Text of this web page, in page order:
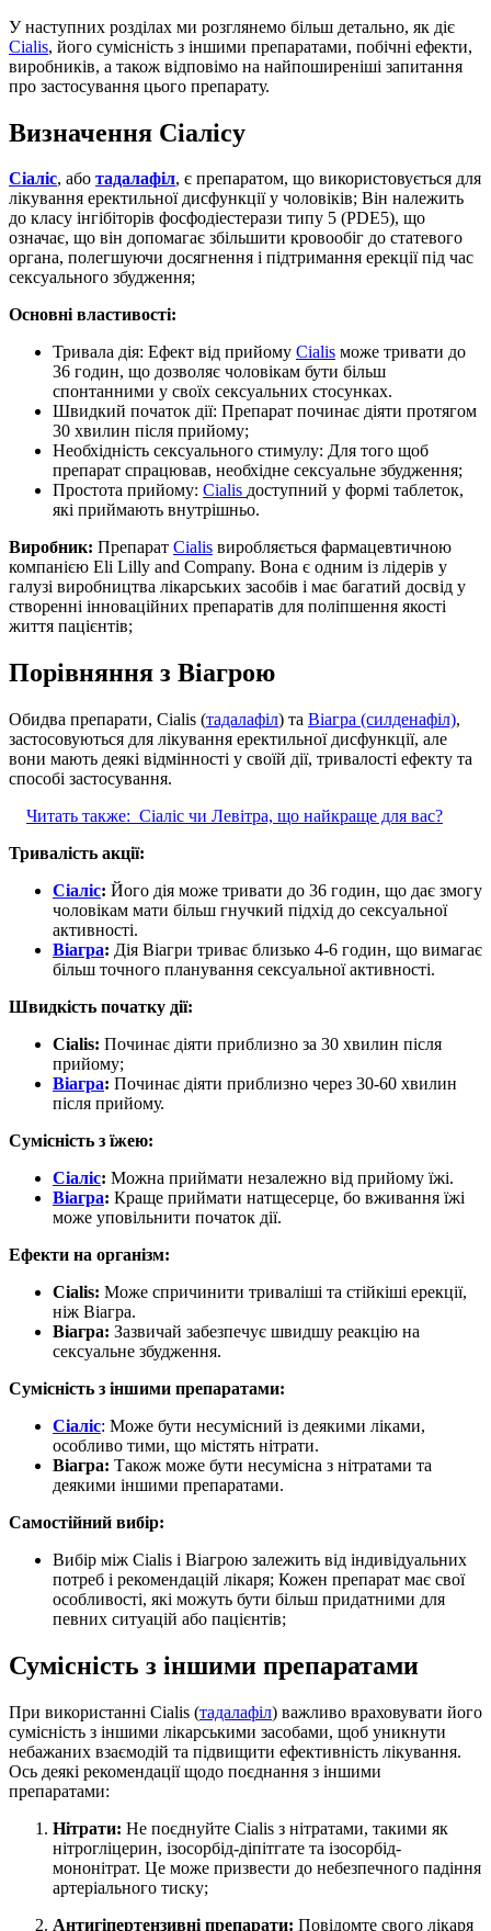
У наступних розділах ми розглянемо більш детально, як діє
Cialis, його сумісність з іншими препаратами, побічні ефекти,
виробників, а також відповімо на найпоширеніші запитання
про застосування цього препарату.
Визначення Сіалісу
Сіаліс, або тадалафіл, є препаратом, що використовується для
лікування еректильної дисфункції у чоловіків; Він належить
до класу інгібіторів фосфодіестерази типу 5 (PDE5), що
означає, що він допомагає збільшити кровообіг до статевого
органа, полегшуючи досягнення і підтримання ерекції під час
сексуального збудження;
Основні властивості:
Тривала дія: Ефект від прийому Cialis може тривати до
36 годин, що дозволяє чоловікам бути більш
спонтанними у своїх сексуальних стосунках.
Швидкий початок дії: Препарат починає діяти протягом
30 хвилин після прийому;
Необхідність сексуального стимулу: Для того щоб
препарат спрацював, необхідне сексуальне збудження;
Простота прийому: Cialis доступний у формі таблеток,
які приймають внутрішньо.
Виробник: Препарат Cialis виробляється фармацевтичною
компанією Eli Lilly and Company. Вона є одним із лідерів у
галузі виробництва лікарських засобів і має багатий досвід у
створенні інноваційних препаратів для поліпшення якості
життя пацієнтів;
Порівняння з Віагрою
Обидва препарати, Cialis (тадалафіл) та Віагра (силденафіл),
застосовуються для лікування еректильної дисфункції, але
вони мають деякі відмінності у своїй дії, тривалості ефекту та
способі застосування.
Читать также: Сіаліс чи Левітра, що найкраще для вас?
Тривалість акції:
Сіаліс: Його дія може тривати до 36 годин, що дає змогу
чоловікам мати більш гнучкий підхід до сексуальної
активності.
Віагра: Дія Віагри триває близько 4-6 годин, що вимагає
більш точного планування сексуальної активності.
Швидкість початку дії:
Cialis: Починає діяти приблизно за 30 хвилин після
прийому;
Віагра: Починає діяти приблизно через 30-60 хвилин
після прийому.
Сумісність з їжею:
Сіаліс: Можна приймати незалежно від прийому їжі.
Віагра: Краще приймати натщесерце, бо вживання їжі
може уповільнити початок дії.
Ефекти на організм:
Cialis: Може спричинити триваліші та стійкіші ерекції,
ніж Віагра.
Віагра: Зазвичай забезпечує швидшу реакцію на
сексуальне збудження.
Сумісність з іншими препаратами:
Сіаліс: Може бути несумісний із деякими ліками,
особливо тими, що містять нітрати.
Віагра: Також може бути несумісна з нітратами та
деякими іншими препаратами.
Самостійний вибір:
Вибір між Cialis і Віагрою залежить від індивідуальних
потреб і рекомендацій лікаря; Кожен препарат має свої
особливості, які можуть бути більш придатними для
певних ситуацій або пацієнтів;
Сумісність з іншими препаратами
При використанні Cialis (тадалафіл) важливо враховувати його
сумісність з іншими лікарськими засобами, щоб уникнути
небажаних взаємодій та підвищити ефективність лікування.
Ось деякі рекомендації щодо поєднання з іншими
препаратами:
Нітрати: Не поєднуйте Cialis з нітратами, такими як
нітрогліцерин, ізосорбід-діпітгате та ізосорбід-
мононітрат. Це може призвести до небезпечного падіння
артеріального тиску;
Антигіпертензивні препарати: Повідомте свого лікаря